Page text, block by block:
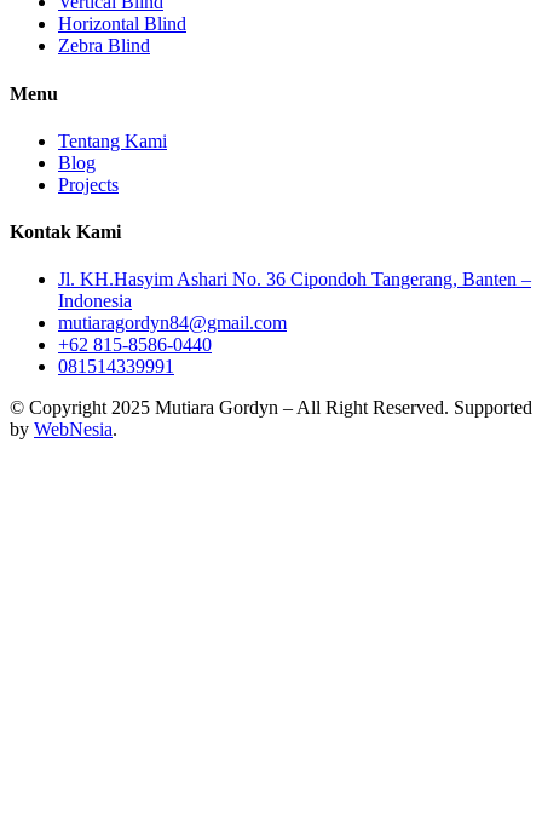
Horizontal Blind
Zebra Blind
Menu
Tentang Kami
Blog
Projects
Kontak Kami
Jl. KH.Hasyim Ashari No. 36 Cipondoh Tangerang, Banten –
Indonesia
mutiaragordyn84@gmail.com
+62 815-8586-0440
081514339991
© Copyright 2025 Mutiara Gordyn – All Right Reserved. Supported
by WebNesia.